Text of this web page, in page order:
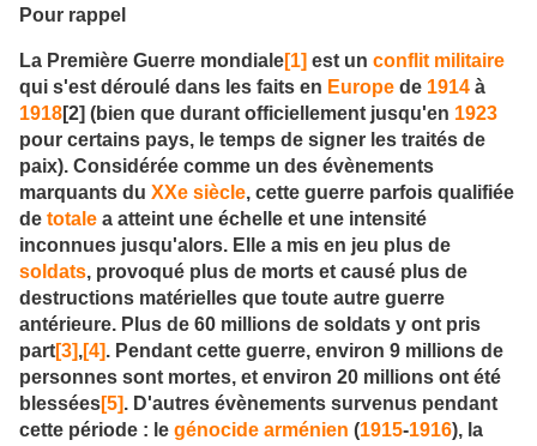
Pour rappel
La Première Guerre mondiale[1] est un conflit militaire
qui s'est déroulé dans les faits en Europe de 1914 à
1918[2] (bien que durant officiellement jusqu'en 1923
pour certains pays, le temps de signer les traités de
paix). Considérée comme un des évènements
marquants du XXe siècle, cette guerre parfois qualifiée
de totale a atteint une échelle et une intensité
inconnues jusqu'alors. Elle a mis en jeu plus de
soldats, provoqué plus de morts et causé plus de
destructions matérielles que toute autre guerre
antérieure. Plus de 60 millions de soldats y ont pris
part[3],[4]. Pendant cette guerre, environ 9 millions de
personnes sont mortes, et environ 20 millions ont été
blessées[5]. D'autres évènements survenus pendant
cette période : le génocide arménien (1915-1916), la